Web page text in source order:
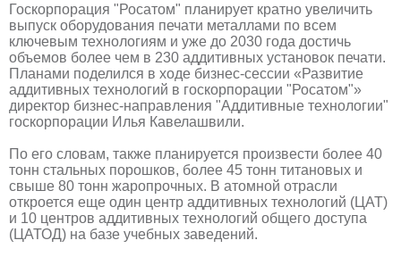
Госкорпорация "Росатом" планирует кратно увеличить
выпуск оборудования печати металлами по всем
ключевым технологиям и уже до 2030 года достичь
объемов более чем в 230 аддитивных установок печати.
Планами поделился в ходе бизнес-сессии «Развитие
аддитивных технологий в госкорпорации "Росатом"»
директор бизнес-направления "Аддитивные технологии"
госкорпорации Илья Кавелашвили.
По его словам, также планируется произвести более 40
тонн стальных порошков, более 45 тонн титановых и
свыше 80 тонн жаропрочных. В атомной отрасли
откроется еще один центр аддитивных технологий (ЦАТ)
и 10 центров аддитивных технологий общего доступа
(ЦАТОД) на базе учебных заведений.